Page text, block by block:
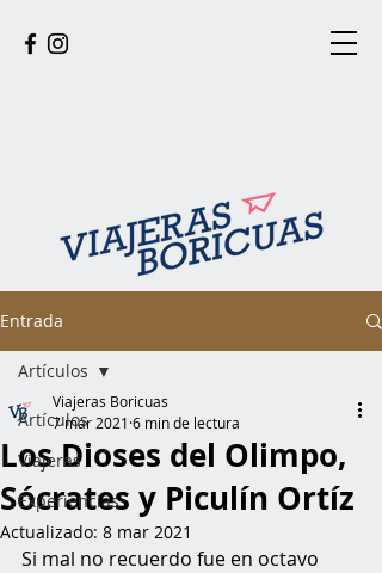
Entrada
Artículos
Viajeras
Experiencias
Artículos
Los Dioses del Olimpo,
Sócrates y Piculín Ortíz
Viajeras Boricuas
7 mar 2021 6 min de lectura
Actualizado: 8 mar 2021
Si mal no recuerdo fue en octavo